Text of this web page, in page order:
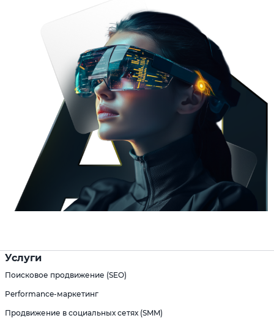
Услуги
Поисковое продвижение (SEO)
Performance-маркетинг
Продвижение в социальных сетях (SMM)